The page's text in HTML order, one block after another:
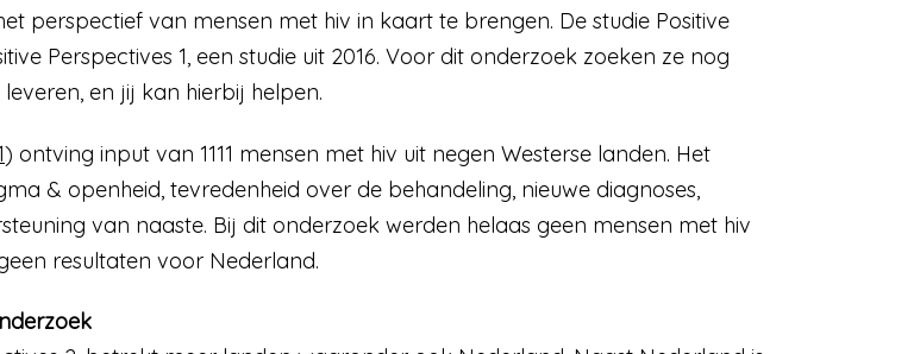
perspectief van mensen met hiv in kaart te brengen. De studie Positive
Perspectives 1, een studie uit 2016. Voor dit onderzoek zoeken ze nog
en jij kan hierbij helpen.
) ontving input van 1111 mensen met hiv uit negen Westerse landen. Het
& openheid, tevredenheid over de behandeling, nieuwe diagnoses,
van naaste. Bij dit onderzoek werden helaas geen mensen met hiv
resultaten voor Nederland.